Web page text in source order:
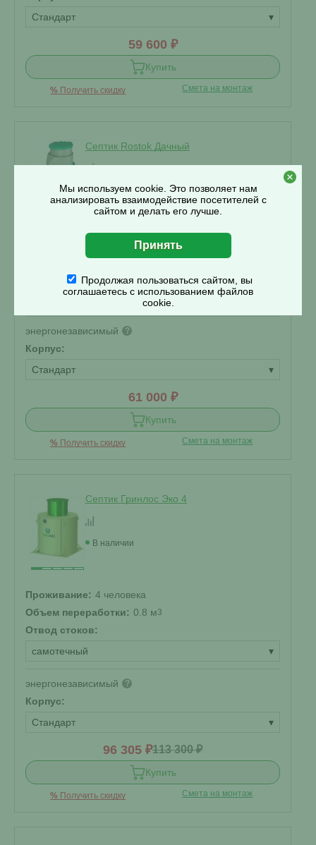
Стандарт
▾
59 600 ₽
Купить
% Получить скидку Смета на монтаж
Септик Rostok Дачный
В наличии
3 человека
Объем переработки: 0.45 м3
Отвод стоков:
самотечный
энергонезависимый ?
Корпус:
Стандарт
▾
61 000 ₽
Купить
% Получить скидку Смета на монтаж
Септик Гринлос Эко 4
В наличии
Проживание: 4 человека
Объем переработки: 0.8 м3
Отвод стоков:
самотечный
▾
энергонезависимый ?
Корпус:
Стандарт
▾
96 305 ₽113 300 ₽
Купить
% Получить скидку Смета на монтаж
Мы используем cookie. Это позволяет нам
анализировать взаимодействие посетителей с
сайтом и делать его лучше.
Продолжая пользоваться сайтом, вы
соглашаетесь с использованием файлов
cookie.